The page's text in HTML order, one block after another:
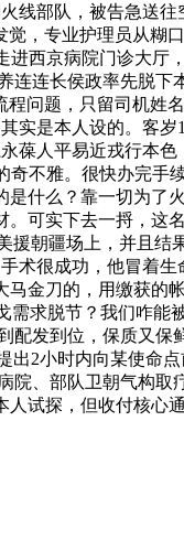
线部队，被告急送
觉，专业护理员从糊
进西京病院门诊大厅
连连长侯政率先脱
程问题，只留司机姓
实是本人设的。客
葆人平易近戎行本
奇不雅。很快办完手
是什么？靠一切为了
。可实下去一捋，这
援朝疆场上，并且
术很成功，他冒着
马金刀的，用缴获的
需求脱节？我们咋能
配发到位，保质又保
出2小时内向某使命
院、部队卫朝气构取
人试探，但收付核心